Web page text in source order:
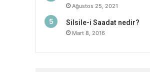
Ağustos 25, 2021
Silsile-i Saadat nedir?
Mart 8, 2016